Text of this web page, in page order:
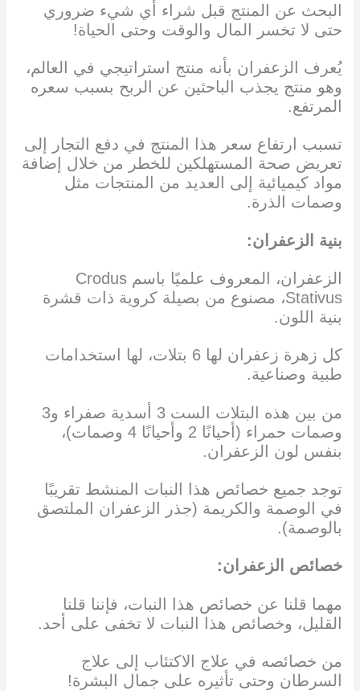
البحث عن المنتج قبل شراء أي شيء ضروري
حتى لا تخسر المال والوقت وحتى الحياة!
يُعرف الزعفران بأنه منتج استراتيجي في العالم،
وهو منتج يجذب الباحثين عن الربح بسبب سعره
المرتفع.
تسبب ارتفاع سعر هذا المنتج في دفع التجار إلى
تعريض صحة المستهلكين للخطر من خلال إضافة
مواد كيميائية إلى العديد من المنتجات مثل
وصمات الذرة.
بنية الزعفران:
الزعفران، المعروف علميًا باسم Crodus
Stativus، مصنوع من بصيلة كروية ذات قشرة
بنية اللون.
كل زهرة زعفران لها 6 بتلات، لها استخدامات
طبية وصناعية.
من بين هذه البتلات الست 3 أسدية صفراء و3
وصمات حمراء (أحيانًا 2 وأحيانًا 4 وصمات)،
بنفس لون الزعفران.
توجد جميع خصائص هذا النبات المنشط تقريبًا
في الوصمة والكريمة (جذر الزعفران الملتصق
بالوصمة).
خصائص الزعفران:
مهما قلنا عن خصائص هذا النبات، فإننا قلنا
القليل، وخصائص هذا النبات لا تخفى على أحد.
من خصائصه في علاج الاكتئاب إلى علاج
السرطان وحتى تأثيره على جمال البشرة!